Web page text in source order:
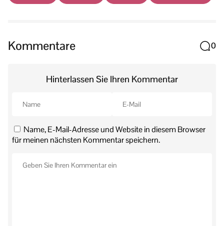
Kommentare 0
Hinterlassen Sie Ihren Kommentar
Name, E-Mail-Adresse und Website in diesem Browser
für meinen nächsten Kommentar speichern.